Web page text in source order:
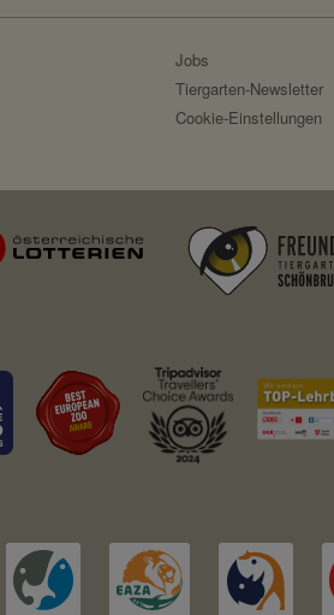
Jobs
Tiergarten-Newsletter
Cookie-Einstellungen